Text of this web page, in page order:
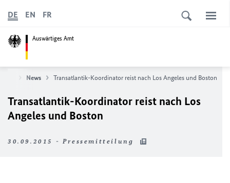
Auswärtiges Amt
DE EN FR
News Transatlantik-Koordinator reist nach Los Angeles und Boston
Transatlantik-Koordinator reist nach Los
Angeles und Boston
30.09.2015 - Pressemitteilung